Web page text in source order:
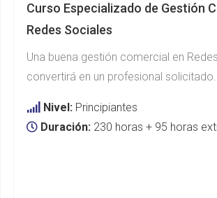
Curso Especializado de Gestión
Redes Sociales
Una buena gestión comercial en
convertirá en un profesional solicitado.
Nivel: Principiantes
Duración: 230 horas + 95 horas